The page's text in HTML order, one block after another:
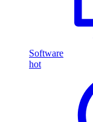
Software
hot